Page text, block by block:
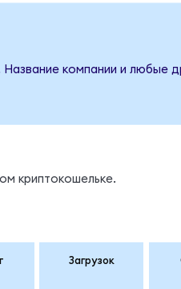
компании и любые
криптокошельке.
Загрузок